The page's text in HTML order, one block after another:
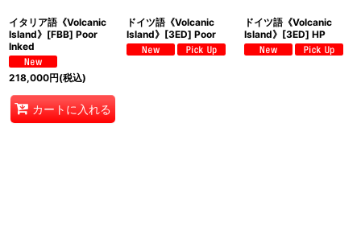
イタリア語《Volcanic
Island》[FBB] Poor
Inked
218,000円(税込)
カートに入れる
ドイツ語《Volcanic
Island》[3ED] Poor
ドイツ語《Volcanic
Island》[3ED] HP